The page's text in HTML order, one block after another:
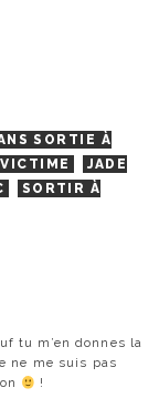
SORTIE À
JADE
SORTIR À
tu m’en donnes la
ne me suis pas
!